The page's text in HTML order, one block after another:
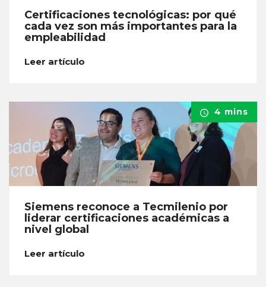
Certificaciones tecnológicas: por qué
cada vez son más importantes para la
empleabilidad
Leer artículo
4 mins
Siemens reconoce a Tecmilenio por
liderar certificaciones académicas a
nivel global
Leer artículo